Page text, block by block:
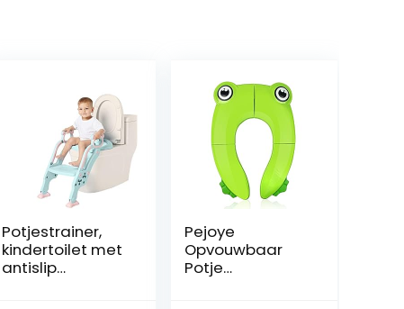
Potjestrainer,
kindertoilet met
antislip
Pejoye
Opvouwbaar
Potje